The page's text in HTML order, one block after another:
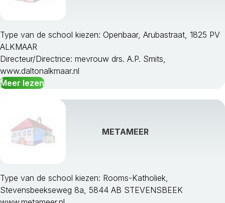
Type van de school kiezen: Openbaar, Arubastraat, 1825 PV
ALKMAAR
Directeur/Directrice: mevrouw drs. A.P. Smits,
www.daltonalkmaar.nl
Meer lezen
METAMEER
Type van de school kiezen: Rooms-Katholiek,
Stevensbeekseweg 8a, 5844 AB STEVENSBEEK